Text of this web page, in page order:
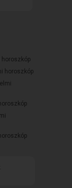
horoszkóp